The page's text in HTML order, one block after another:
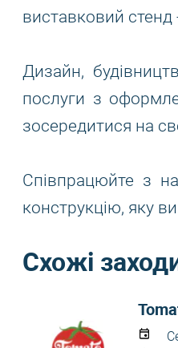
виставковий стенд
Дизайн,
послуги з
зосередитися на
Співпрацюйте з
конструкцію, яку
Схожі